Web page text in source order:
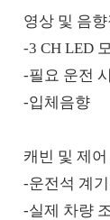
영상 및 음
-3 CH LED
-필요 운전
-입체음향
캐빈 및 제
-운전석 계
-실제 차량